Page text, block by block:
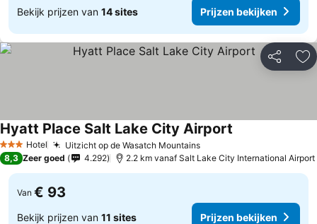
Bekijk prijzen van 14 sites Prijzen bekijken
Delen
3 SterrenHotel Uitzicht op de Wasatch MountainsPrijzen bekijken
Hyatt Place Salt Lake City Airport
8,3 Zeer goed 4.292 2.2 km vanaf Salt Lake City International Airport
Van € 93
Bekijk prijzen van 11 sites Prijzen bekijken